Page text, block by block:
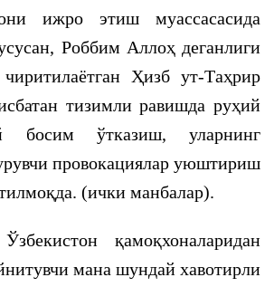
ижро этиш муассасасида
Роббим Аллоҳ деганлиги
Ҳизб ут-Таҳрир
тизимли равишда руҳий
босим ўтказиш, уларнинг
провокациялар уюштириш
(ички манбалар).
қамоқхоналаридан
мана шундай хавотирли